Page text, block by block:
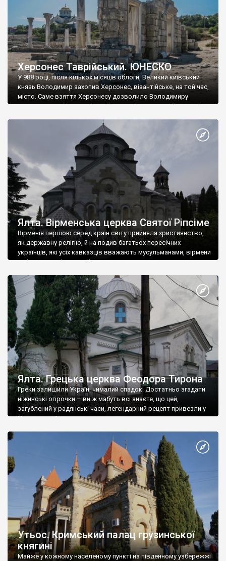
Херсонес Таврійський. ЮНЕСКО
У 988 році, після кількох місяців облоги, Великий київський
князь Володимир захопив Херсонес, візантійське, на той час,
місто. Саме взяття Херсонесу дозволило Володимиру
диктувати свої умови візантійському імператору Василю ІІ, та
Херсонесі Володимир-язичник, став Василем-християнином.
А потім було Хрещення Русі. На честь Херсонесу Таврійського
Ялта. Вірменська церква Святої Ріпсіме
Вірменія першою серед країн світу прийняла християнство,
як державну релігію, й на подив багатьох пересічних
українців, які усіх кавказців вважають мусульманами, вірмени
є відданими вірянами Христа
Ялта. Грецька церква Феодора Тирона
Греки залишили Україні чималий спадок. Достатньо згадати
ніжинські огірочки – ви ж мабуть всі знаєте, що цей,
загублений у радянські часи, легендарний рецепт привезли у
Ніжин греки?
Утьос. Кримський палац грузинської
княгині
Майже у кожному населеному пункті на південному узбережжі